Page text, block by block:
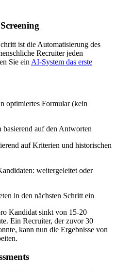
ist die Automatisierung des
Recruiter jeden
Sie ein AI-System das erste
optimiertes Formular (kein
basierend auf den Antworten
auf Kriterien und historischen
weitergeleitet oder
in den nächsten Schritt ein
Kandidat sinkt von 15-20
Ein Recruiter, der zuvor 30
kann nun die Ergebnisse von